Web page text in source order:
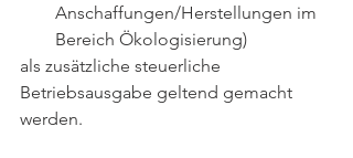
Anschaffungen/Herstellungen im
Bereich Ökologisierung)
als zusätzliche steuerliche
Betriebsausgabe geltend gemacht
werden.